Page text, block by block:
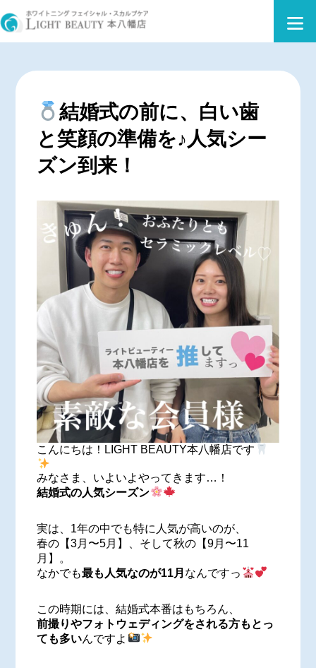
結婚式の前に、白い歯
と笑顔の準備を♪人気シー
ズン到来！
こんにちは！LIGHT BEAUTY本八幡店です
みなさま、いよいよやってきます…！
結婚式の人気シーズン
実は、1年の中でも特に人気が高いのが、
春の【3月〜5月】、そして秋の【9月〜11
月】。
なかでも最も人気なのが11月 なんですっ
この時期には、結婚式本番はもちろん、
前撮りやフォトウェディングをされる方もとっ
ても多いんですよ